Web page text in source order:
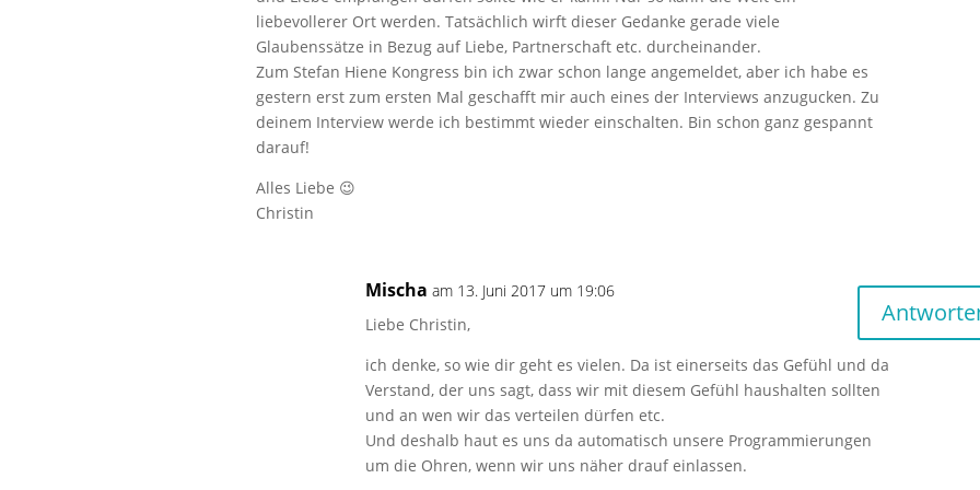
liebevollerer Ort werden. Tatsächlich wirft dieser Gedanke gerade viele
Glaubenssätze in Bezug auf Liebe, Partnerschaft etc. durcheinander.
Zum Stefan Hiene Kongress bin ich zwar schon lange angemeldet, aber ich habe es
gestern erst zum ersten Mal geschafft mir auch eines der Interviews anzugucken. Zu
deinem Interview werde ich bestimmt wieder einschalten. Bin schon ganz gespannt
darauf!
Alles Liebe 😉
Christin
Mischa am 13. Juni 2017 um 19:06
Liebe Christin,
ich denke, so wie dir geht es vielen. Da ist einerseits das Gefühl und da
Verstand, der uns sagt, dass wir mit diesem Gefühl haushalten sollten
und an wen wir das verteilen dürfen etc.
Und deshalb haut es uns da automatisch unsere Programmierungen
um die Ohren, wenn wir uns näher drauf einlassen.